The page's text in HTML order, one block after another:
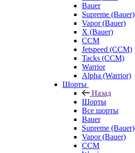
Bauer
Supreme (Bauer)
Vapor (Bauer)
X (Bauer)
CCM
Jetspeed (CCM)
Tacks (CCM)
Warrior
Alpha (Warrior)
Шорты
Назад
Шорты
Все шорты
Bauer
Supreme (Bauer)
Vapor (Bauer)
CCM